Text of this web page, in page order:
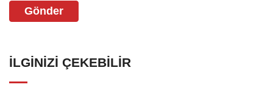
Gönder
İLGINIZI ÇEKEBILIR